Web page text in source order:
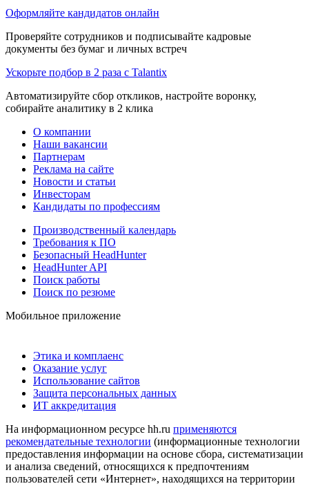
Оформляйте кандидатов онлайн
Проверяйте сотрудников и подписывайте кадровые
документы без бумаг и личных встреч
Ускорьте подбор в 2 раза с Talantix
Автоматизируйте сбор откликов, настройте воронку,
собирайте аналитику в 2 клика
О компании
Наши вакансии
Партнерам
Реклама на сайте
Новости и статьи
Инвесторам
Кандидаты по профессиям
Производственный календарь
Требования к ПО
Безопасный HeadHunter
HeadHunter API
Поиск работы
Поиск по резюме
Мобильное приложение
Этика и комплаенс
Оказание услуг
Использование сайтов
Защита персональных данных
ИТ аккредитация
На информационном ресурсе hh.ru применяются
рекомендательные технологии (информационные технологии
предоставления информации на основе сбора, систематизации
и анализа сведений, относящихся к предпочтениям
пользователей сети «Интернет», находящихся на территории